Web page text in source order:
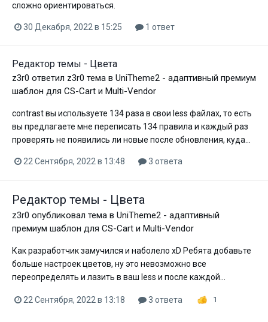
сложно ориентироваться.
30 Декабря, 2022 в 15:25 1 ответ
Редактор темы - Цвета
z3r0 ответил z3r0 тема в UniTheme2 - адаптивный премиум
шаблон для CS-Cart и Multi-Vendor
contrast вы используете 134 раза в свои less файлах, то есть
вы предлагаете мне переписать 134 правила и каждый раз
проверять не появились ли новые после обновления, куда...
22 Сентября, 2022 в 13:48 3 ответа
Редактор темы - Цвета
z3r0 опубликовал тема в UniTheme2 - адаптивный
премиум шаблон для CS-Cart и Multi-Vendor
Как разработчик замучился и наболело xD Ребята добавьте
больше настроек цветов, ну это невозможно все
переопределять и лазить в ваш less и после каждой...
22 Сентября, 2022 в 13:18 3 ответа 1